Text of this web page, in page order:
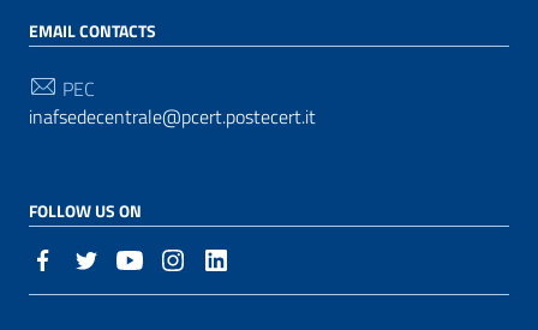
EMAIL CONTACTS
PEC
inafsedecentrale@pcert.postecert.it
FOLLOW US ON